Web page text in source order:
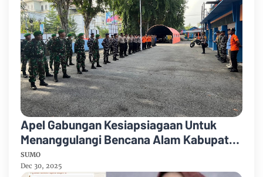
Apel Gabungan Kesiapsiagaan Untuk
Menanggulangi Bencana Alam Kabupaten
Bengkalis
SUMO
Dec 30, 2025